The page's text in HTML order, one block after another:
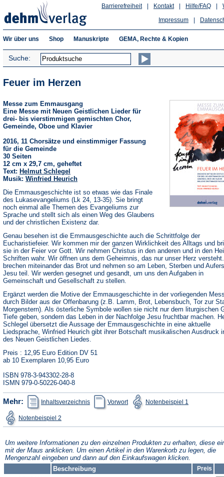
Hilfe/FAQ
Kontakt
Barrierefreiheit
Impressum
Wir über uns Shop Manuskripte GEMA, Rechte & Kopien
Suche:
Feuer im Herzen
Messe zum Emmausgang
Eine Messe mit Neuen Geistlichen Lieder für
drei- bis vierstimmigen gemischten Chor,
Gemeinde, Oboe und Klavier
2016, 11 Chorsätze und einstimmiger Fassung
für die Gemeinde
30 Seiten
12 cm x 29,7 cm, geheftet
Text: Helmut Schlegel
Musik: Winfried Heurich
Die Emmausgeschichte ist so etwas wie das Finale
des Lukasevangeliums (Lk 24, 13-35). Sie bringt
noch einmal alle Themen des Evangeliums zur
Sprache und stellt sich als einen Weg des Glaubens
und der christlichen Existenz dar.
Genau besehen ist die Emmausgeschichte auch die Schrittfolge der
Eucharistiefeier. Wir kommen mir der ganzen Wirklichkeit des Alltags und
sie in der Feier vor Gott. Wir nehmen Christus in den anderen und in den
Schriften wahr. Wir öffnen uns dem Geheimnis, das nur unser Herz
brechen miteinander das Brot und nehmen so am Leben, Sterben und
Jesu teil. Wir werden gesegnet und gesandt, um uns den Aufgaben in
Gemeinschaft und Gesellschaft zu stellen.
Ergänzt werden die Motive der Emmausgeschichte in der vorliegenden
durch Bilder aus der Offenbarung (z.B. Lamm, Brot, Lebensbuch, Tor zur
Morgenstern). Als österliche Symbole wollen sie nicht nur dem liturgischen
Tiefe geben, sondern das Leben in der Nachfolge Jesu fruchtbar machen.
Schlegel übersetzt die Aussage der Emmausgeschichte in eine aktuelle
Liedsprache, Winfried Heurich gibt ihrer Botschaft musikalischen Ausdruck
des Neuen Geistlichen Liedes.
Preis : 12,95 Euro Edition DV 51
ab 10 Exemplaren 10,95 Euro
ISBN 978-3-943302-28-8
ISMN 979-0-50226-040-8
Mehr: Inhaltsverzeichnis
(Öffnet
in
einem
Tab)
Vorwort
(Öffnet
in
einem
Tab)
Notenbeispiel 1in
Tab)
Notenbeispiel 2in
einem
Tab)
Um weitere Informationen zu den einzelnen Produkten zu erhalten, diese
mit der Maus anklicken. Um einen Artikel in den Warenkorb zu legen, die
Mengenzahl eingeben und dann auf den Einkaufswagen klicken.
Beschreibung
Preis